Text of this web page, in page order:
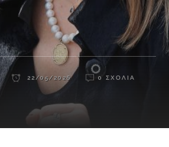
22/05/2026 0 ΣΧΌΛΙΑ